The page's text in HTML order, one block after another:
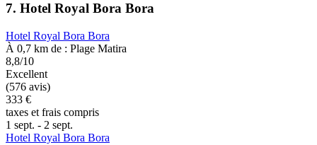
7. Hotel Royal Bora Bora
Hotel Royal Bora Bora
À 0,7 km de : Plage Matira
8,8/10
Excellent
(576 avis)
333 €
taxes et frais compris
1 sept. - 2 sept.
Hotel Royal Bora Bora